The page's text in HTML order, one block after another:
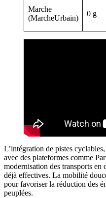
Marche
(MarcheUrbain)
0 g
L’intégration de pistes
avec des plateformes comme
modernisation des transports
déjà effectives. La mobilité
pour favoriser la réduction des
peuplées.